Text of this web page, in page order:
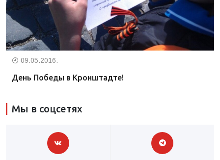
09.05.2016.
День Победы в Кронштадте!
Мы в соцсетях